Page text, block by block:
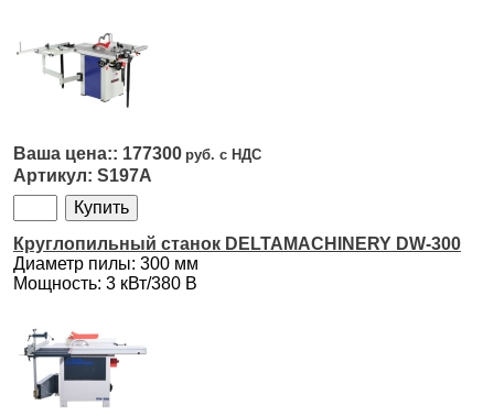
177300
S197A
Круглопильный станок DELTAMACHINERY DW-300
Диаметр пилы: 300 мм
Мощность: 3 кВт/380 В